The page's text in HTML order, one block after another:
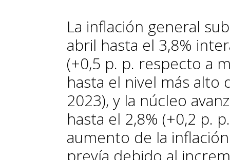
La inflación general
abril hasta el 3,8%
(+0,5 p. p. respecto a
hasta el nivel más alto
2023), y la núcleo
hasta el 2,8% (+0,2 p.
aumento de la
prevía debido al